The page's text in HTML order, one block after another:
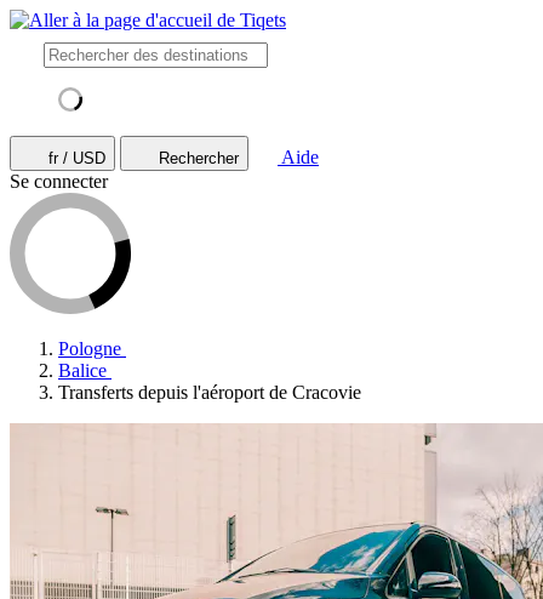
fr / USD Rechercher
Aide
Se connecter
Pologne
Balice
Transferts depuis l'aéroport de Cracovie